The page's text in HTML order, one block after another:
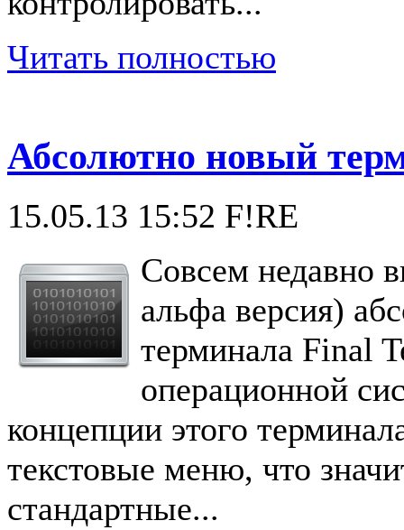
Читать полностью
Абсолютно новый
15.05.13 15:52 F!RE
Совсем недавно
альфа версия)
терминала Final
операционной
концепции этого
текстовые меню, что
стандартные...